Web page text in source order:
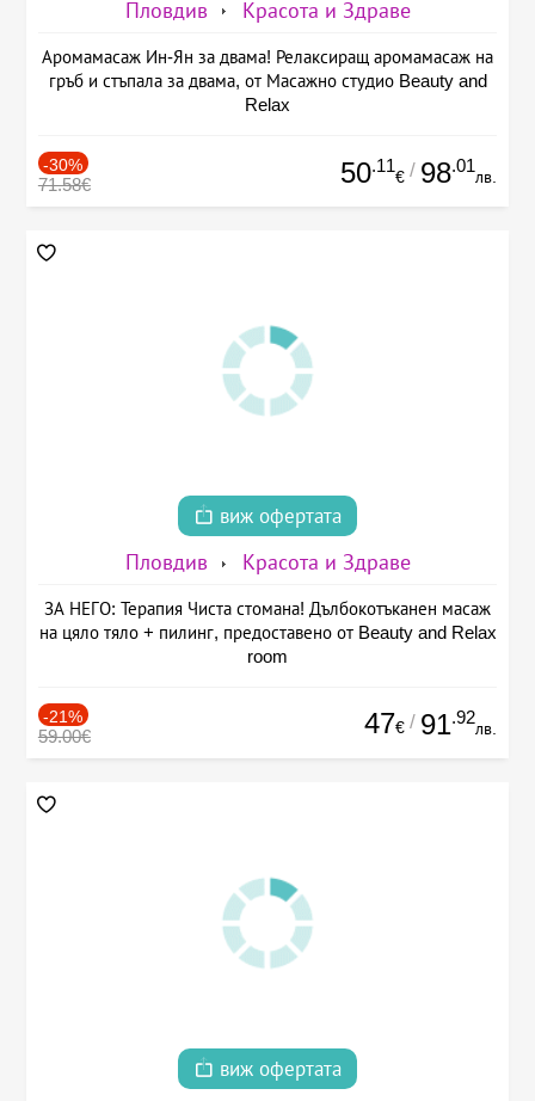
Пловдив Красота и Здраве
Аромамасаж Ин-Ян за двама! Релаксиращ аромамасаж на
гръб и стъпала за двама, от Масажно студио Beauty and
Relax
-30%
71.58€ 50.11
€ / 98.01
лв.
виж офертата
Пловдив Красота и Здраве
ЗА НЕГО: Терапия Чиста стомана! Дълбокотъканен масаж
на цяло тяло + пилинг, предоставено от Beauty and Relax
room
-21%
59.00€ 47€ / 91.92
лв.
виж офертата